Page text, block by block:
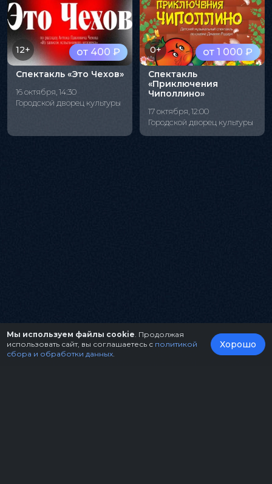
от 400 ₽
12+
Спектакль «Это Чехов»
16 октября, 14:30
Городской дворец культуры
от 1 000 ₽
0+
Спектакль
«Приключения
Чиполлино»
17 октября, 12:00
Городской дворец культуры
Мы используем файлы cookie . Продолжая
использовать сайт, вы соглашаетесь с политикой
сбора и обработки данных
Хорошо